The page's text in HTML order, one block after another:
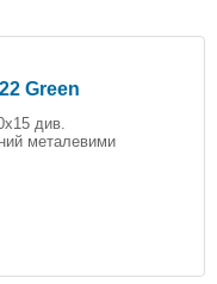
Green
див.
металевими